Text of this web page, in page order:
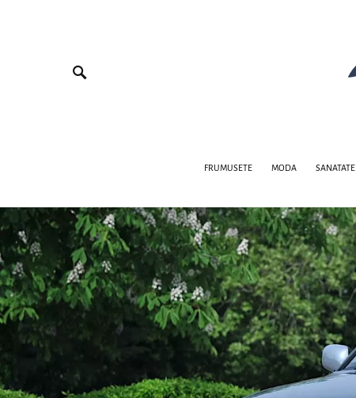
FRUMUSETE MODA SANATATE